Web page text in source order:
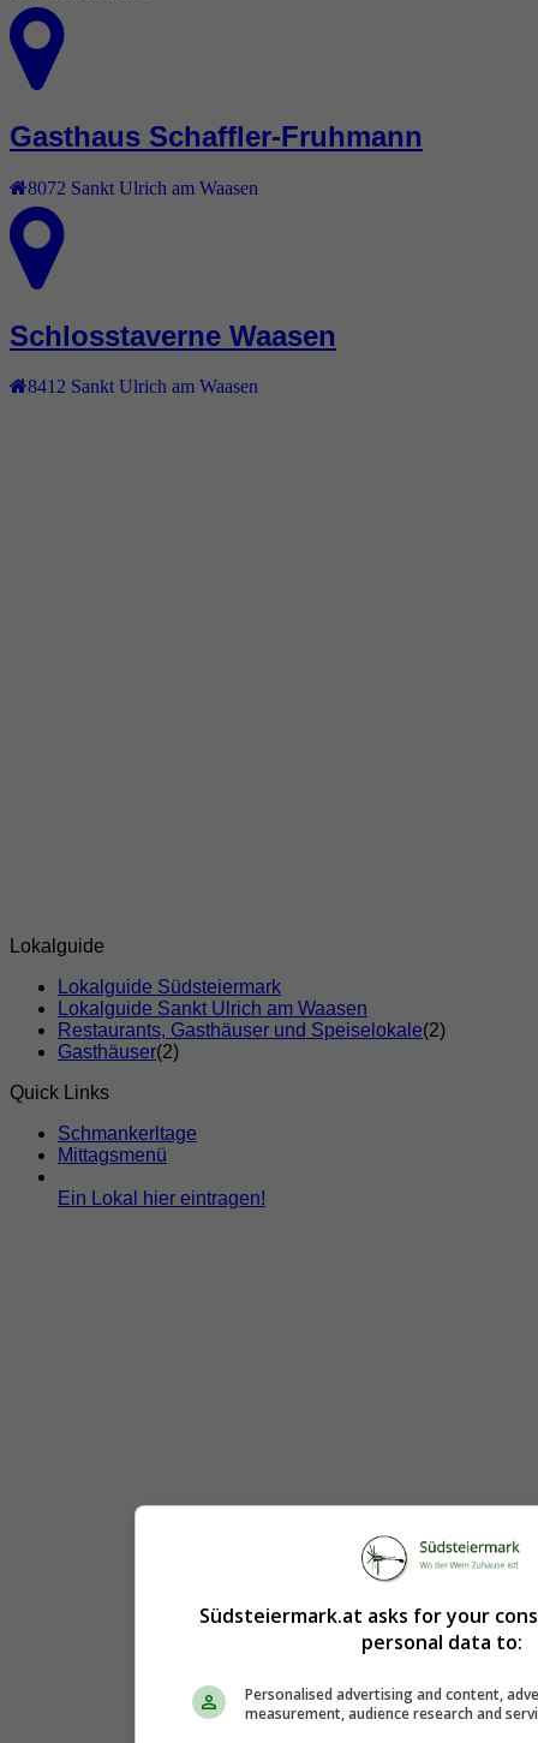
Gasthaus Schaffler-Fruhmann
8072 Sankt Ulrich am Waasen
Schlosstaverne Waasen
8412 Sankt Ulrich am Waasen
Lokalguide
Lokalguide Südsteiermark
Lokalguide Sankt Ulrich am Waasen
Restaurants, Gasthäuser und Speiselokale(2)
Gasthäuser(2)
Quick Links
Schmankerltage
Mittagsmenü
Ein Lokal hier eintragen!
Südsteiermark.at asks for your
personal data to:
Personalised advertising and content,
measurement, audience research and